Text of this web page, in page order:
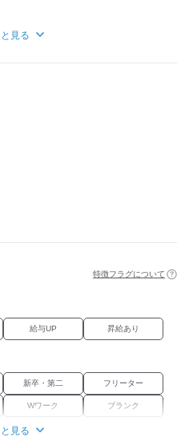
一つずつ丁寧に教えてくれる環
る方
したい方
ある方
見る
特徴フラグについて
給与UP 昇給あり
新卒・第二 フリーター
Wワーク ブランク
見る